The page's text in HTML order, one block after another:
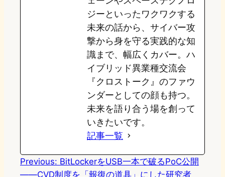
ジーといったワクワクする
未来の話から、サイバー攻
撃から身を守る実践的な知
識まで、幅広くカバー。ハ
イブリッド異業種交流会
『クロストーク』のファウ
ンダーとしての顔も持つ。
未来を語り合う場を創って
いきたいです。
記事一覧
Previous: BitLockerをUSB一本で破るPoC公開
——CVD制度を「報復の道具」にした研究者